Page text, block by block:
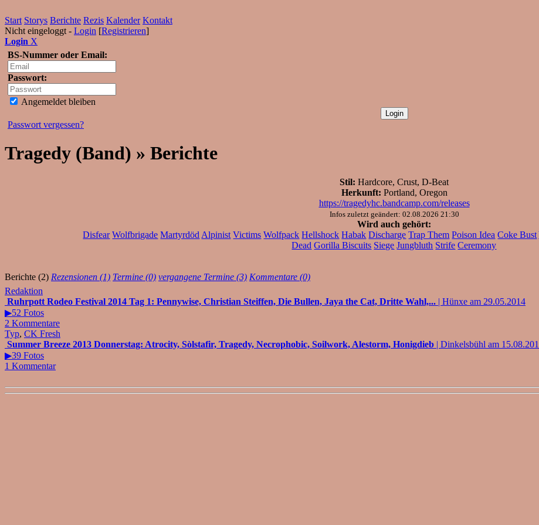
Start Storys Berichte Rezis Kalender Kontakt
Nicht eingeloggt - Login [Registrieren]
Login X
BS-Nummer oder Email:
Passwort:
Angemeldet bleiben
Passwort vergessen?
Tragedy (Band) » Berichte
Stil: Hardcore, Crust, D-Beat
Herkunft: Portland, Oregon
https://tragedyhc.bandcamp.com/releases
Infos zuletzt geändert: 02.08.2026 21:30
Wird auch gehört:
Disfear Wolfbrigade Martyrdöd Alpinist Victims Wolfpack Hellshock Habak Discharge Trap Them Poison Idea Coke Bust
Dead Gorilla Biscuits Siege Jungbluth Strife Ceremony
Berichte (2) Rezensionen (1) Termine (0) vergangene Termine (3) Kommentare (0)
Redaktion
Ruhrpott Rodeo Festival 2014 Tag 1: Pennywise, Christian Steiffen, Die Bullen, Jaya the Cat, Dritte Wahl,... | Hünxe am 29.05.2014
▶52 Fotos
2 Kommentare
Typ, CK Fresh
Summer Breeze 2013 Donnerstag: Atrocity, Sòlstafir, Tragedy, Necrophobic, Soilwork, Alestorm, Honigdieb | Dinkelsbühl am
▶39 Fotos
1 Kommentar